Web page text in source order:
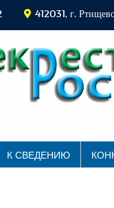
412031, г.
К СВЕДЕНИЮ